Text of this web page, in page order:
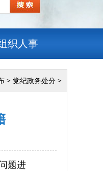
织人事
> 党纪政务处分 >
题进